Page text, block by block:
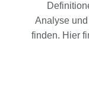
Analyse
finden. Hier